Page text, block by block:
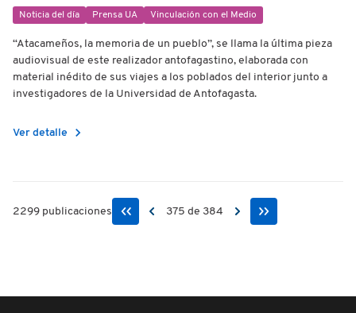
Noticia del día Prensa UA Vinculación con el Medio
“Atacameños, la memoria de un pueblo”, se llama la última pieza
audiovisual de este realizador antofagastino, elaborada con
material inédito de sus viajes a los poblados del interior junto a
investigadores de la Universidad de Antofagasta.
Ver detalle chevron_right
2299 publicaciones 375 de 384